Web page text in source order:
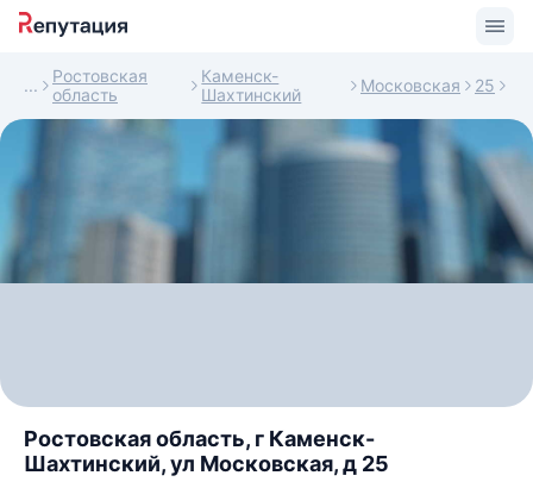
Ростовская
область
Каменск-
Шахтинский
Московская 25
Ростовская область, г Каменск-
Шахтинский, ул Московская, д 25